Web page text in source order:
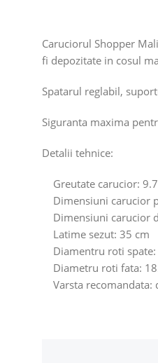
Caruciorul Shopper
fi depozitate in cosul
Spatarul reglabil,
Siguranta maxima
Detalii tehnice:
Greutate carucior:
Dimensiuni carucior
Dimensiuni carucior
Latime sezut: 35 cm
Diamentru roti spate:
Diametru roti fata:
Varsta recomandata: